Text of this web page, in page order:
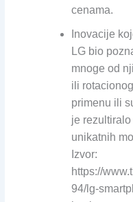
cenama.
Inovacije
LG bio
mnoge od
ili
primenu ili
je
unikatnih
Izvor:
https://
94/lg-